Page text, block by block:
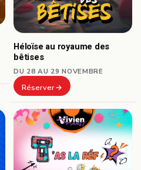
Héloïse au royaume des
bêtises
DU 28 AU 29 NOVEMBRE
Réserver